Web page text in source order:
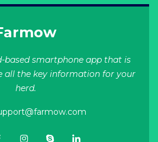
based smartphone app that is
all the key information for your
herd.